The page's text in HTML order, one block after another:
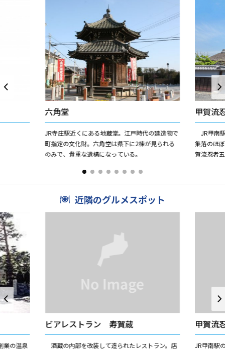
六角堂
JR寺庄駅近くにある地蔵堂。江戸時代の建造物で
町指定の文化財。六角堂は県下に2棟が見られる
のみで、貴重な遺構になっている。
甲賀流
JR甲南
集落のほ
賀流忍者
近隣のグルメスポット
業の温泉
ビアレストラン 寿賀蔵
酒蔵の内部を改装して造られたレストラン。店
甲賀流
JR甲南駅